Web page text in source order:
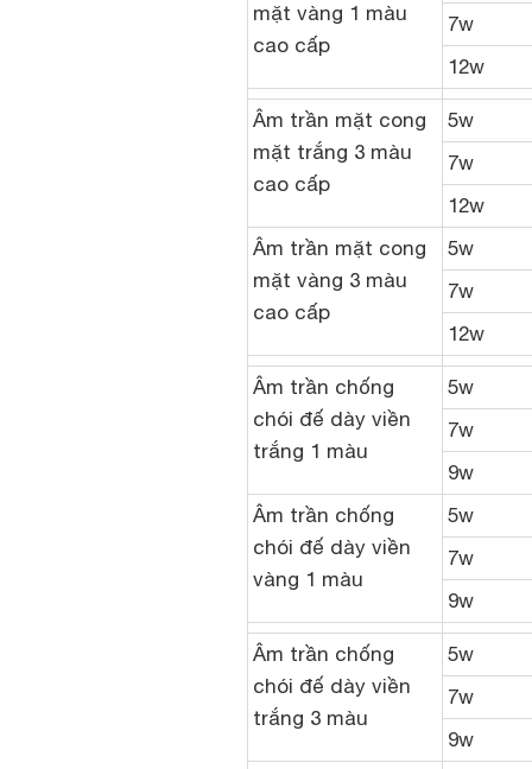
mặt vàng 1 màu
cao cấp
7w
12w
Âm trần mặt cong
mặt trắng 3 màu
cao cấp
5w
7w
12w
Âm trần mặt cong
mặt vàng 3 màu
cao cấp
5w
7w
12w
Âm trần chống
chói đế dày viền
trắng 1 màu
5w
7w
9w
Âm trần chống
chói đế dày viền
vàng 1 màu
5w
7w
9w
Âm trần chống
chói đế dày viền
trắng 3 màu
5w
7w
9w